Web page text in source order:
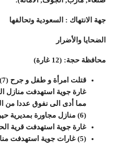
جهة الانتهاك : السعودية وتحالفها
الضحايا والأضرار
محافظة حجة: (12 غارة)
غارة جوية استهدفت منازل
مما أدى الى نفوق عددا من
(6) منازل مجاورة بمديرية حيران.
غارة جوية استهدفت قرية
(5) غارات جوية استهدفت مناطق متفرقة بمديرية ميدي.